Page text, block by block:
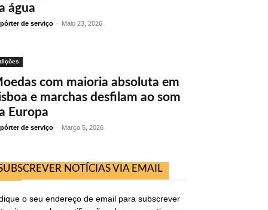
água
de serviço - Maio 23, 2026
com maioria absoluta em
e marchas desfilam ao som
Europa
de serviço - Março 5, 2026
NOTÍCIAS VIA EMAIL
o seu endereço de email para subscrever